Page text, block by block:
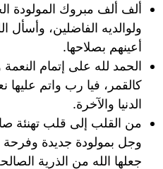
ألف ألف مبروك المولودة
ولوالديه الفاضلين، وأسأل
أعينهم بصلاحها.
الحمد لله على إتمام
كالقمر، فيا رب واتم
الدنيا والآخرة.
من القلب إلى قلب تهنئة
وجل بمولودة جديدة وفرحة
جعلها الله من الذرية